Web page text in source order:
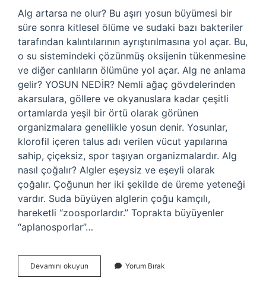
Alg artarsa ne olur? Bu aşırı yosun büyümesi bir
süre sonra kitlesel ölüme ve sudaki bazı bakteriler
tarafından kalıntılarının ayrıştırılmasına yol açar. Bu,
o su sistemindeki çözünmüş oksijenin tükenmesine
ve diğer canlıların ölümüne yol açar. Alg ne anlama
gelir? YOSUN NEDİR? Nemli ağaç gövdelerinden
akarsulara, göllere ve okyanuslara kadar çeşitli
ortamlarda yeşil bir örtü olarak görünen
organizmalara genellikle yosun denir. Yosunlar,
klorofil içeren talus adı verilen vücut yapılarına
sahip, çiçeksiz, spor taşıyan organizmalardır. Alg
nasıl çoğalır? Algler eşeysiz ve eşeyli olarak
çoğalır. Çoğunun her iki şekilde de üreme yeteneği
vardır. Suda büyüyen alglerin çoğu kamçılı,
hareketli “zoosporlardır.” Toprakta büyüyenler
“aplanosporlar”…
Devamını okuyun
Büyümesi
Yorum Bırak